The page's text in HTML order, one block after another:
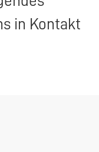
in Kontakt